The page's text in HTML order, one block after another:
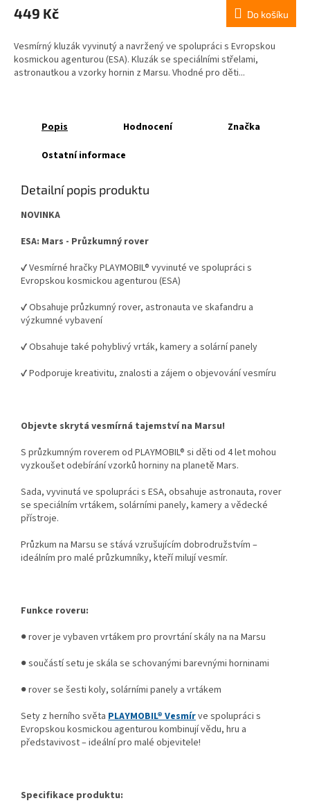
449 Kč Do košíku
Vesmírný kluzák vyvinutý a navržený ve spolupráci s Evropskou
kosmickou agenturou (ESA). Kluzák se speciálními střelami,
astronautkou a vzorky hornin z Marsu. Vhodné pro děti...
Popis Hodnocení Značka
Ostatní informace
Detailní popis produktu
NOVINKA
ESA: Mars - Průzkumný rover
✔ Vesmírné hračky PLAYMOBIL® vyvinuté ve spolupráci s
Evropskou kosmickou agenturou (ESA)
✔ Obsahuje průzkumný rover, astronauta ve skafandru a
výzkumné vybavení
✔ Obsahuje také pohyblivý vrták, kamery a solární panely
✔ Podporuje kreativitu, znalosti a zájem o objevování vesmíru
Objevte skrytá vesmírná tajemství na Marsu!
S průzkumným roverem od PLAYMOBIL® si děti od 4 let mohou
vyzkoušet odebírání vzorků horniny na planetě Mars.
Sada, vyvinutá ve spolupráci s ESA, obsahuje astronauta, rover
se speciálním vrtákem, solárními panely, kamery a vědecké
přístroje.
Průzkum na Marsu se stává vzrušujícím dobrodružstvím –
ideálním pro malé průzkumníky, kteří milují vesmír.
Funkce roveru:
● rover je vybaven vrtákem pro provrtání skály na na Marsu
● součástí setu je skála se schovanými barevnými horninami
● rover se šesti koly, solárními panely a vrtákem
Sety z herního světa PLAYMOBIL® Vesmírve spolupráci s
Evropskou kosmickou agenturou kombinují vědu, hru a
představivost – ideální pro malé objevitele!
Specifikace produktu: